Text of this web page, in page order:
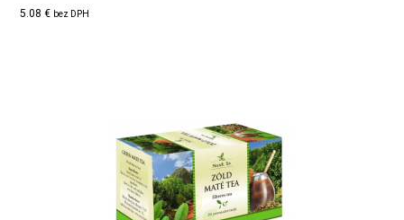
5.08 € bez DPH